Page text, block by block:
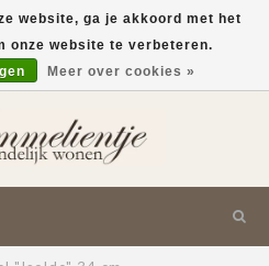
website, ga je akkoord met het
onze website te verbeteren.
Meer over cookies »